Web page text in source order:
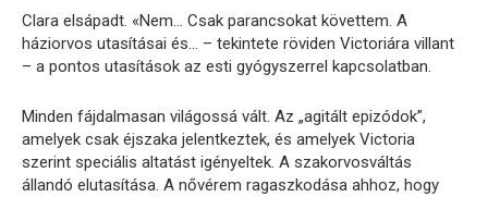
Clara elsápadt. «Nem… Csak parancsokat követtem. A
háziorvos utasításai és… – tekintete röviden Victoriára villant
– a pontos utasítások az esti gyógyszerrel kapcsolatban.
Minden fájdalmasan világossá vált. Az „agitált epizódok”,
amelyek csak éjszaka jelentkeztek, és amelyek Victoria
szerint speciális altatást igényeltek. A szakorvosváltás
állandó elutasítása. A nővérem ragaszkodása ahhoz, hogy